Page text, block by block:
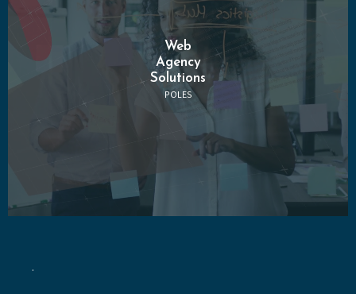
Web
Agency
Solutions
POLES
.